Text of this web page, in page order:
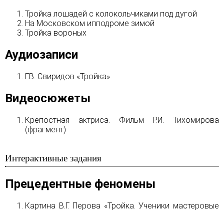
Тройка лошадей с колокольчиками под дугой
На Московском ипподроме зимой
Тройка вороных
Аудиозаписи
Г.В. Свиридов «Тройка»
Видеосюжеты
Крепостная актриса. Фильм Р.И. Тихомирова
(фрагмент)
Интерактивные задания
Прецедентные феномены
Картина В.Г. Перова «Тройка. Ученики мастеровые